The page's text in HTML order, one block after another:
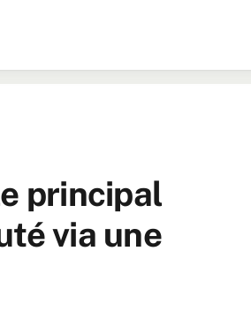
principal
via une